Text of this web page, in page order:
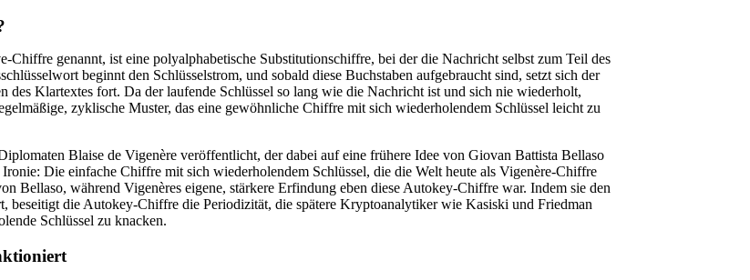
genannt, ist eine polyalphabetische Substitutionschiffre, bei der die Nachricht selbst zum Teil des
beginnt den Schlüsselstrom, und sobald diese Buchstaben aufgebraucht sind, setzt sich der
des Klartextes fort. Da der laufende Schlüssel so lang wie die Nachricht ist und sich nie wiederholt,
zyklische Muster, das eine gewöhnliche Chiffre mit sich wiederholendem Schlüssel leicht zu
Blaise de Vigenère veröffentlicht, der dabei auf eine frühere Idee von Giovan Battista Bellaso
Die einfache Chiffre mit sich wiederholendem Schlüssel, die die Welt heute als Vigenère-Chiffre
Bellaso, während Vigenères eigene, stärkere Erfindung eben diese Autokey-Chiffre war. Indem sie den
beseitigt die Autokey-Chiffre die Periodizität, die spätere Kryptoanalytiker wie Kasiski und Friedman
Schlüssel zu knacken.